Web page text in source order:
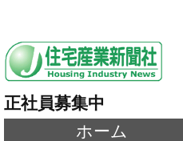
正社員募集中
ホーム